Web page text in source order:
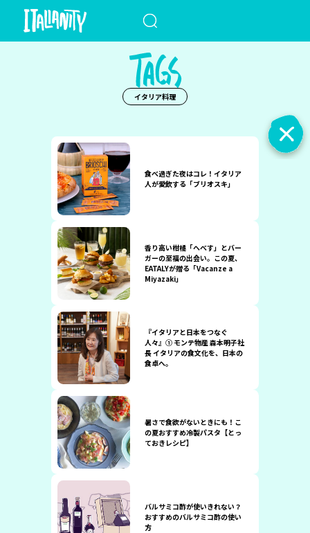
イタリア料理
食べ過ぎた夜はコレ！イタリア
人が愛飲する「ブリオスキ」
香り高い柑橘「へべす」とバー
ガーの至福の出会い。この夏、
EATALYが贈る「Vacanze a
Miyazaki」
『イタリアと日本をつなぐ
人々』① モンテ物産 森本明子社
長 イタリアの食文化を、日本の
食卓へ。
暑さで食欲がないときにも！こ
の夏おすすめ冷製パスタ【とっ
ておきレシピ】
バルサミコ酢が使いきれない？
おすすめのバルサミコ酢の使い
方